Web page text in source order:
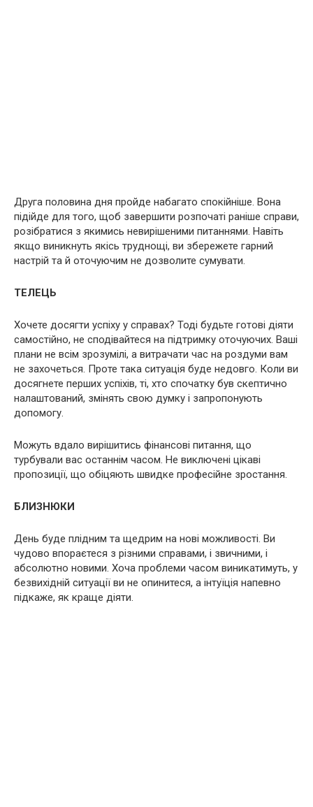
Друга половина дня пройде набагато спокійніше. Вона
підійде для того, щоб завершити розпочаті раніше справи,
розібратися з якимись невирішеними питаннями. Навіть
якщо виникнуть якісь труднощі, ви збережете гарний
настрій та й оточуючим не дозволите сумувати.
ТЕЛЕЦЬ
Хочете досягти успіху у справах? Тоді будьте готові діяти
самостійно, не сподівайтеся на підтримку оточуючих. Ваші
плани не всім зрозумілі, а витрачати час на роздуми вам
не захочеться. Проте така ситуація буде недовго. Коли ви
досягнете перших успіхів, ті, хто спочатку був скептично
налаштований, змінять свою думку і запропонують
допомогу.
Можуть вдало вирішитись фінансові питання, що
турбували вас останнім часом. Не виключені цікаві
пропозиції, що обіцяють швидке професійне зростання.
БЛИЗНЮКИ
День буде плідним та щедрим на нові можливості. Ви
чудово впораєтеся з різними справами, і звичними, і
абсолютно новими. Хоча проблеми часом виникатимуть, у
безвихідній ситуації ви не опинитеся, а інтуїція напевно
підкаже, як краще діяти.